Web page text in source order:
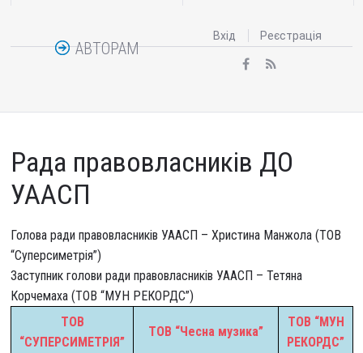
АВТОРАМ
Вхід Реєстрація
Рада правовласників ДО
УААСП
Голова ради правовласників УААСП – Христина Манжола (ТОВ
“Суперсиметрія”)
Заступник голови ради правовласників УААСП – Тетяна
Корчемаха (ТОВ “МУН РЕКОРДС”)
ТОВ
“СУПЕРСИМЕТРІЯ”
ТОВ “Чесна музика”
ТОВ “МУН
РЕКОРДС”